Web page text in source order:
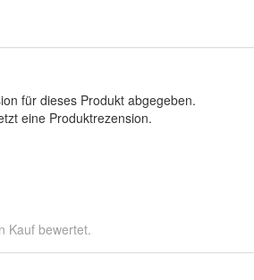
für dieses Produkt abgegeben.
eine Produktrezension.
Kauf bewertet.